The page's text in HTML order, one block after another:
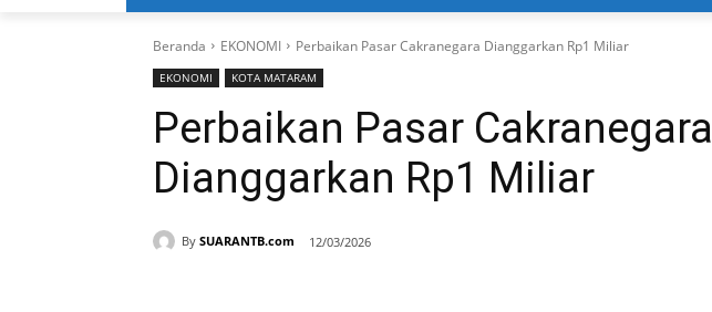
Beranda EKONOMI Perbaikan Pasar Cakranegara Dianggarkan Rp1 Miliar
EKONOMI KOTA MATARAM
Perbaikan Pasar Cakranegara
Dianggarkan Rp1 Miliar
By SUARANTB.com 12/03/2026